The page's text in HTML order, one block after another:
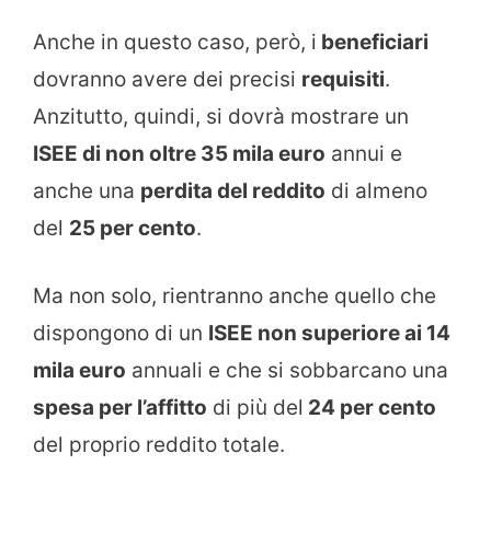
Anche in questo caso, però, i beneficiari
dovranno avere dei precisi requisiti.
Anzitutto, quindi, si dovrà mostrare un
ISEE di non oltre 35 mila euro annui e
anche una perdita del reddito di almeno
del 25 per cento.
Ma non solo, rientranno anche quello che
dispongono di un ISEE non superiore ai 14
mila euro annuali e che si sobbarcano una
spesa per l’affitto di più del 24 per cento
del proprio reddito totale.